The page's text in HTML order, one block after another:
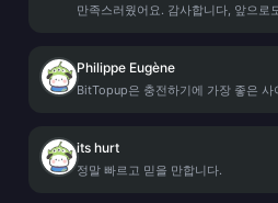
만족스러웠어요. 감사합니다, 앞으로
Philippe Eugène
BitTopup은 충전하기에 가장 좋은 사
its hurt
정말 빠르고 믿을 만합니다.